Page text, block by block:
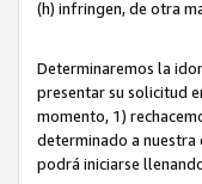
(h) infringen, de otra
Determinaremos la
presentar su solicitud
momento, 1)
determinado a nuestra
podrá iniciarse